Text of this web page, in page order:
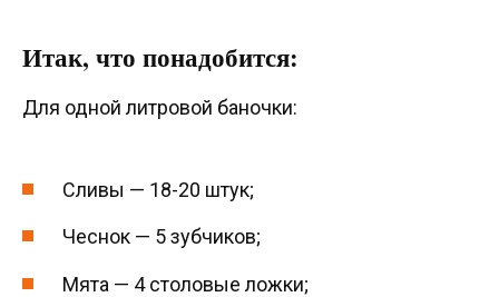
Итак, что понадобится:
Для одной литровой баночки:
Сливы — 18-20 штук;
Чеснок — 5 зубчиков;
Мята — 4 столовые ложки;